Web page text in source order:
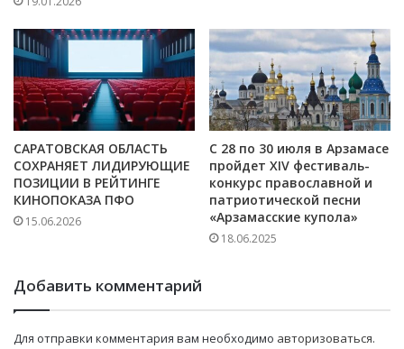
САРАТОВСКАЯ ОБЛАСТЬ
СОХРАНЯЕТ ЛИДИРУЮЩИЕ
ПОЗИЦИИ В РЕЙТИНГЕ
КИНОПОКАЗА ПФО
15.06.2026
С 28 по 30 июля в Арзамасе
пройдет XIV фестиваль-
конкурс православной и
патриотической песни
«Арзамасские купола»
18.06.2025
Добавить комментарий
Для отправки комментария вам необходимо авторизоваться.